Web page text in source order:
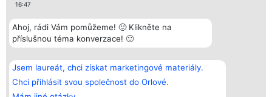
16:47
Ahoj, rádi Vám pomůžeme! 🙂 Klikněte na
příslušnou téma konverzace! 🙂
Jsem laureát, chci získat marketingové materiály.
Chci přihlásit svou společnost do Orlové.
Bright Side Solutions sp. z o.
o. sp. k.
ul. Ruska 22
Wrocław 50-079
Vítězové
Seznam všech
laureátů
Zásady
Kontakt